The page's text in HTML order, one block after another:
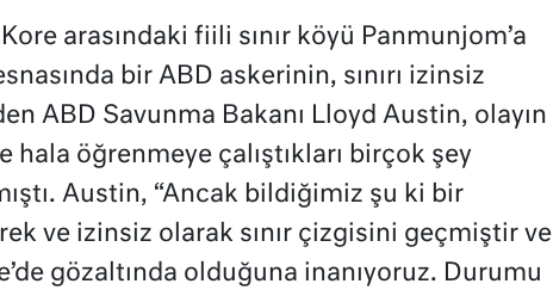
arasındaki fiili sınır köyü Panmunjom’a
bir ABD askerinin, sınırı izinsiz
ABD Savunma Bakanı Lloyd Austin, olayın
hala öğrenmeye çalıştıkları birçok şey
Austin, “Ancak bildiğimiz şu ki bir
ve izinsiz olarak sınır çizgisini geçmiştir ve
gözaltında olduğuna inanıyoruz. Durumu